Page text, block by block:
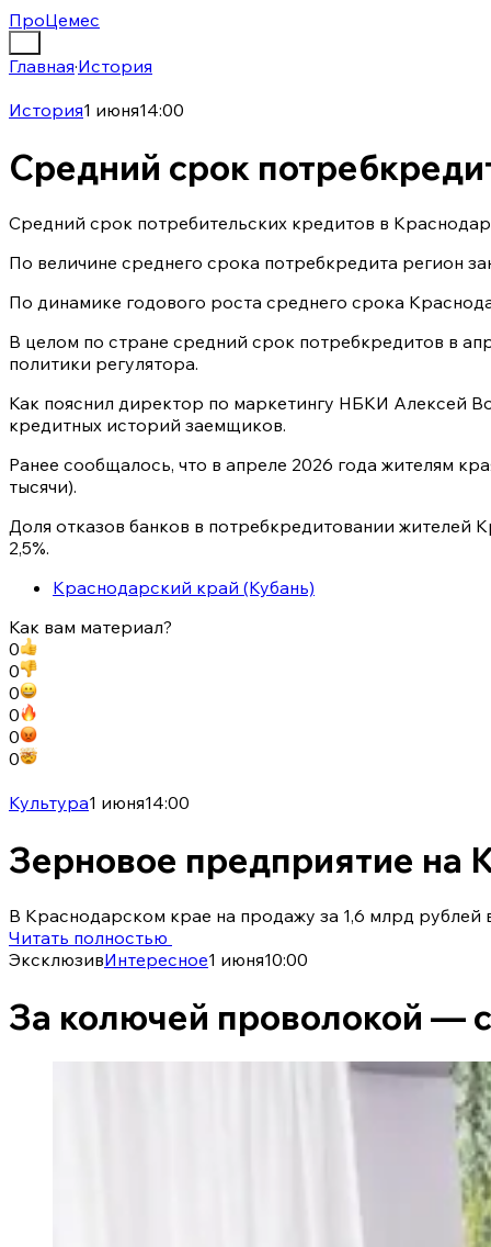
ПроЦемес
Главная·История
История1 июня14:00
Средний срок
Средний срок потребительских кредитов в
По величине среднего срока потребкредита регион
По динамике годового роста среднего срока
В целом по стране средний срок потребкредитов в
политики регулятора.
Как пояснил директор по маркетингу НБКИ Алексей
кредитных историй заемщиков.
Ранее сообщалось, что в апреле 2026 года жителям
тысячи).
Доля отказов банков в потребкредитовании жителей
2,5%.
Краснодарский край (Кубань)
Как вам материал?
0
0
0
0
0
0
Культура1 июня14:00
Зерновое предприятие на
В Краснодарском крае на продажу за 1,6 млрд рублей
Читать полностью
ЭксклюзивИнтересное1 июня10:00
За колючей проволокой —